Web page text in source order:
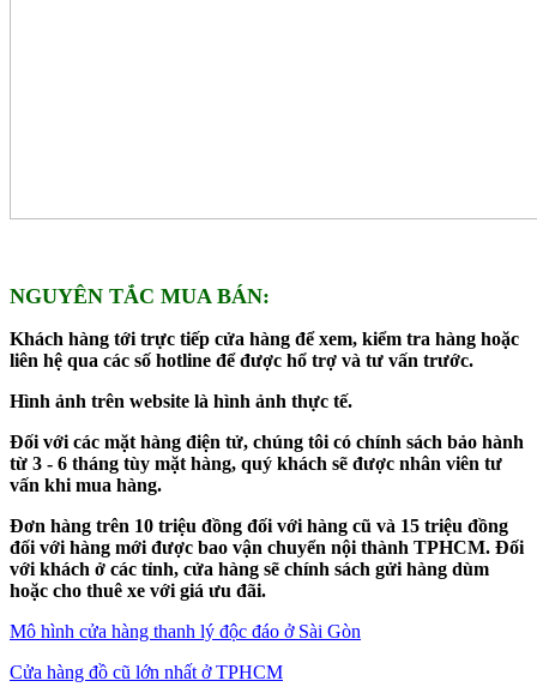
NGUYÊN TẮC MUA BÁN:
Khách hàng tới trực tiếp cửa hàng để xem, kiểm tra hàng hoặc
liên hệ qua các số hotline để được hổ trợ và tư vấn trước.
Hình ảnh trên website là hình ảnh thực tế.
Đối với các mặt hàng điện tử, chúng tôi có chính sách bảo hành
từ 3 - 6 tháng tùy mặt hàng, quý khách sẽ được nhân viên tư
vấn khi mua hàng.
Đơn hàng trên 10 triệu đồng đối với hàng cũ và 15 triệu đồng
đối với hàng mới được bao vận chuyển nội thành TPHCM. Đối
với khách ở các tỉnh, cửa hàng sẽ chính sách gửi hàng dùm
hoặc cho thuê xe với giá ưu đãi.
Mô hình cửa hàng thanh lý độc đáo ở Sài Gòn
Cửa hàng đồ cũ lớn nhất ở TPHCM